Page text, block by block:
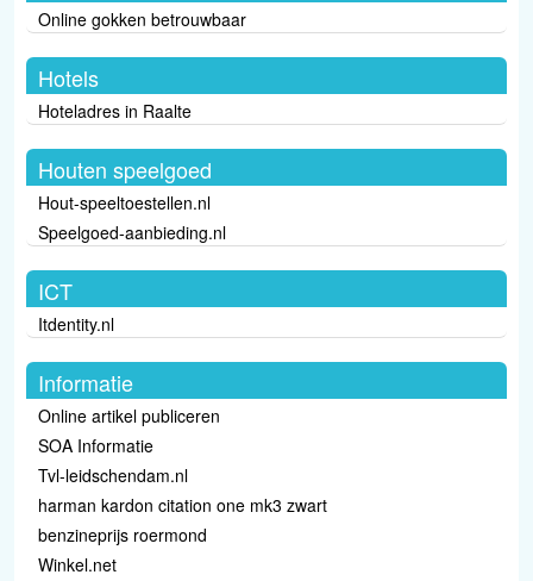
Online gokken betrouwbaar
Hotels
Hoteladres in Raalte
Houten speelgoed
Hout-speeltoestellen.nl
Speelgoed-aanbieding.nl
ICT
Itdentity.nl
Informatie
Online artikel publiceren
SOA Informatie
Tvl-leidschendam.nl
harman kardon citation one mk3 zwart
benzineprijs roermond
Winkel.net